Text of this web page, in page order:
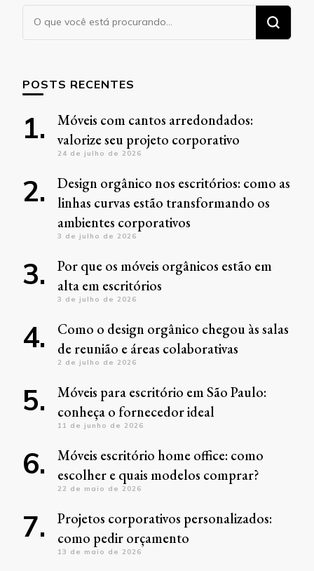
Procurando
algo?
POSTS RECENTES
Móveis com cantos arredondados:
valorize seu projeto corporativo
24 de julho de 2026
Design orgânico nos escritórios: como as
linhas curvas estão transformando os
ambientes corporativos
3 de julho de 2026
Por que os móveis orgânicos estão em
alta em escritórios
3 de julho de 2026
Como o design orgânico chegou às salas
de reunião e áreas colaborativas
2 de julho de 2026
Móveis para escritório em São Paulo:
conheça o fornecedor ideal
11 de junho de 2026
Móveis escritório home office: como
escolher e quais modelos comprar?
22 de maio de 2026
Projetos corporativos personalizados:
como pedir orçamento
13 de maio de 2026